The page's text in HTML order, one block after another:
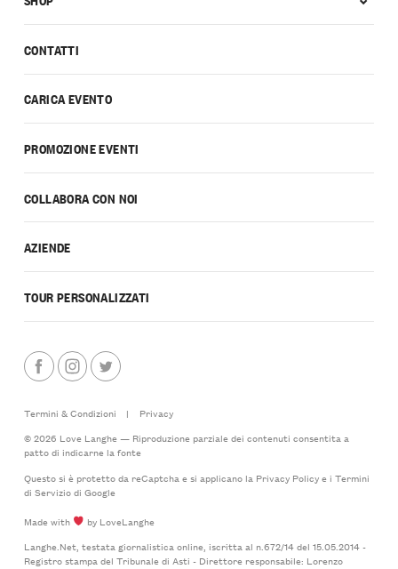
CONTATTI
CARICA EVENTO
PROMOZIONE EVENTI
COLLABORA CON NOI
AZIENDE
TOUR PERSONALIZZATI
Termini & Condizioni |
Privacy
© 2026 Love Langhe — Riproduzione parziale dei contenuti consentita a
patto di indicarne la fonte
Questo si è protetto da reCaptcha e si applicano la Privacy Policye i Termini
di Serviziodi Google
Made with
by LoveLanghe
Langhe.Net, testata giornalistica online, iscritta al n.672/14 del 15.05.2014 -
Registro stampa del Tribunale di Asti - Direttore responsabile: Lorenzo